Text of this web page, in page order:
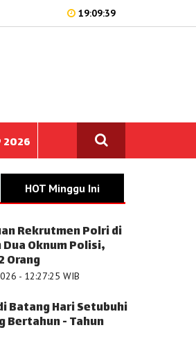
19:09:39
2026
HOT Minggu Ini
Rekrutmen Polri di
Oknum Polisi,
Orang
- 12:27:25 WIB
Batang Hari Setubuhi
Bertahun - Tahun